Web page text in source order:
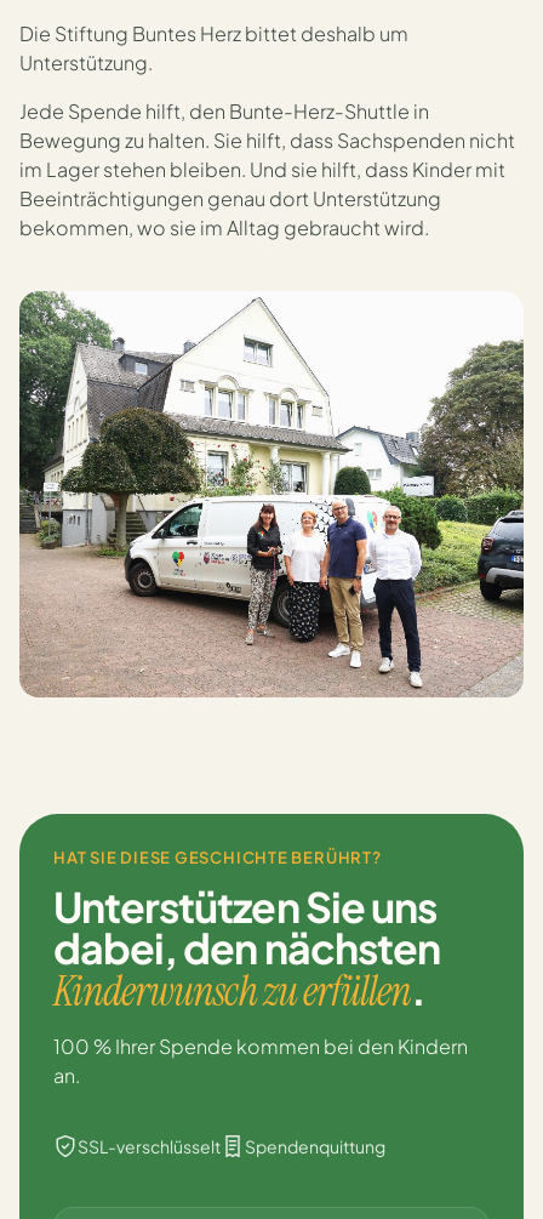
Die Stiftung Buntes Herz bittet deshalb um
Unterstützung.
Jede Spende hilft, den Bunte-Herz-Shuttle in
Bewegung zu halten. Sie hilft, dass Sachspenden nicht
im Lager stehen bleiben. Und sie hilft, dass Kinder mit
Beeinträchtigungen genau dort Unterstützung
bekommen, wo sie im Alltag gebraucht wird.
HAT SIE DIESE GESCHICHTE BERÜHRT?
Unterstützen Sie uns
dabei,den nächsten
Kinderwunsch zu erfüllen.
100 % Ihrer Spende kommen bei den Kindern
an.
SSL-verschlüsselt Spendenquittung